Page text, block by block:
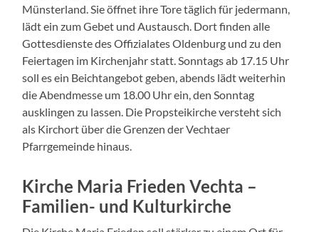
Münsterland. Sie öffnet ihre Tore täglich für jedermann,
lädt ein zum Gebet und Austausch. Dort finden alle
Gottesdienste des Offizialates Oldenburg und zu den
Feiertagen im Kirchenjahr statt. Sonntags ab 17.15 Uhr
soll es ein Beichtangebot geben, abends lädt weiterhin
die Abendmesse um 18.00 Uhr ein, den Sonntag
ausklingen zu lassen. Die Propsteikirche versteht sich
als Kirchort über die Grenzen der Vechtaer
Pfarrgemeinde hinaus.
Kirche Maria Frieden Vechta –
Familien- und Kulturkirche